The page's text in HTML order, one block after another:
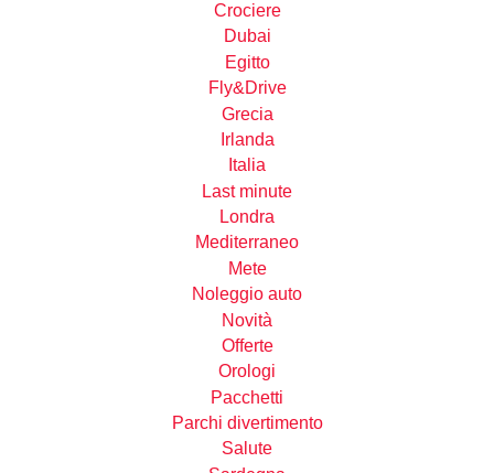
Crociere
Dubai
Egitto
Fly&Drive
Grecia
Irlanda
Italia
Last minute
Londra
Mediterraneo
Mete
Noleggio auto
Novità
Offerte
Orologi
Pacchetti
Parchi divertimento
Salute